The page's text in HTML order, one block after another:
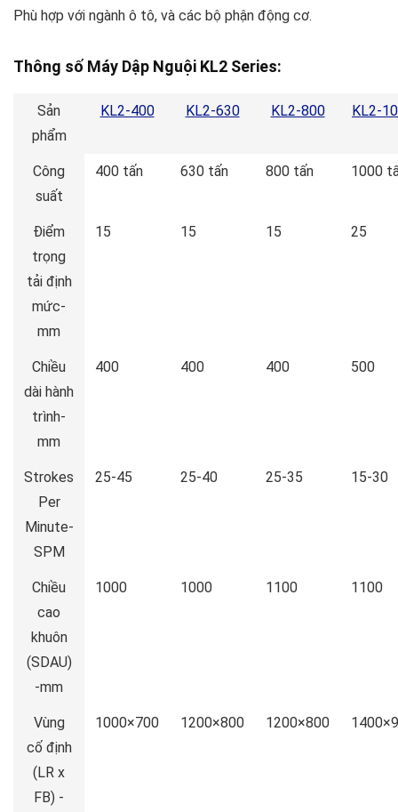
Phù hợp với ngành ô tô, và các bộ phận động cơ.
Thông số Máy Dập Nguội KL2 Series:
Sản
phẩm
KL2-400 KL2-630 KL2-800 KL2-
Công
suất
400 tấn 630 tấn 800 tấn 1000
Điểm
trọng
tải định
mức-
mm
15 15 15 25
Chiều
dài hành
trình-
mm
400 400 400 500
Strokes
Per
Minute-
SPM
25-45 25-40 25-35 15-30
Chiều
cao
khuôn
(SDAU)
-mm
1000 1000 1100 1100
Vùng
cố định
(LR x
FB) -
1000×700 1200×800 1200×800